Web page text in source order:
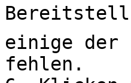
einige der
fehlen.